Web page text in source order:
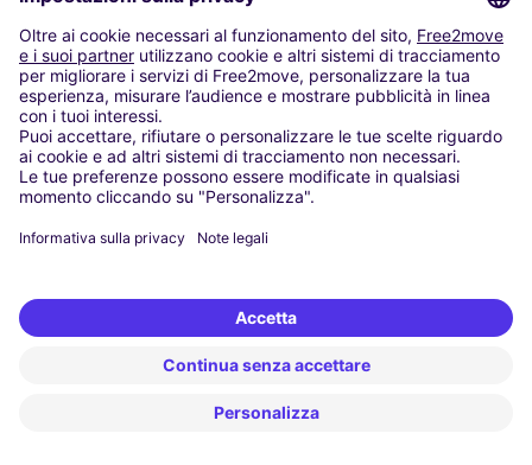
LE NOSTRE CITTÀ
Paris
Madrid
Washington DC
Milano
Roma
Torino
Vienna
Berlino
Düsseldorf